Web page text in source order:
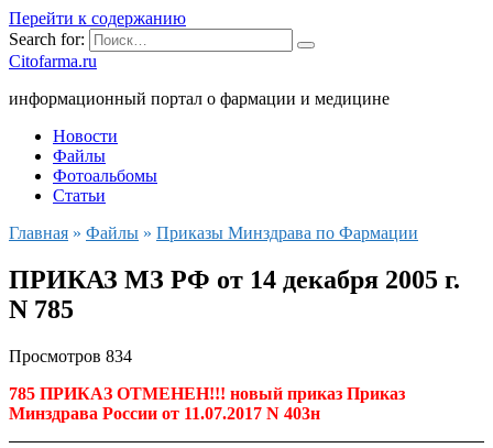
Перейти к содержанию
Search for:
Citofarma.ru
информационный портал о фармации и медицине
Новости
Файлы
Фотоальбомы
Статьи
Главная » Файлы » Приказы Минздрава по Фармации
ПРИКАЗ МЗ РФ от 14 декабря 2005 г.
N 785
Просмотров 834
785 ПРИКАЗ ОТМЕНЕН!!! новый приказ Приказ
Минздрава России от 11.07.2017 N 403н